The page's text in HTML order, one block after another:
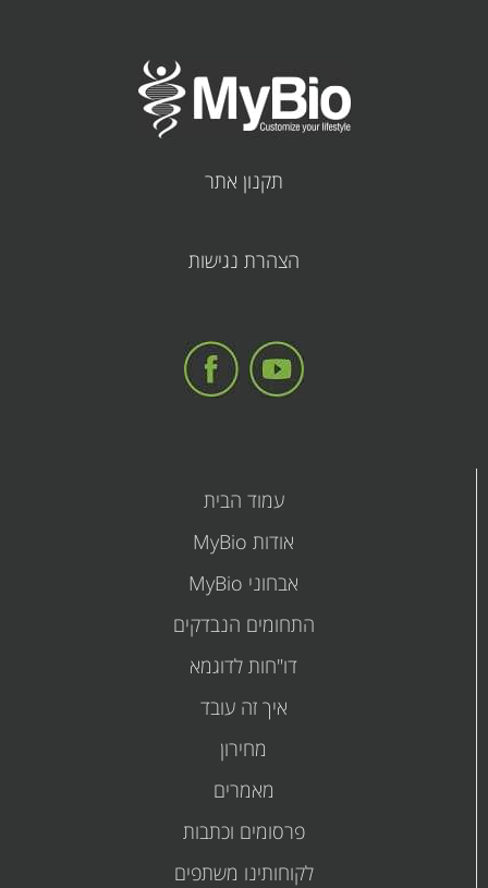
תקנון אתר
הצהרת נגישות
עמוד הבית
אודות MyBio
אבחוני MyBio
התחומים הנבדקים
דו"חות לדוגמא
איך זה עובד
מחירון
מאמרים
פרסומים וכתבות
לקוחותינו משתפים